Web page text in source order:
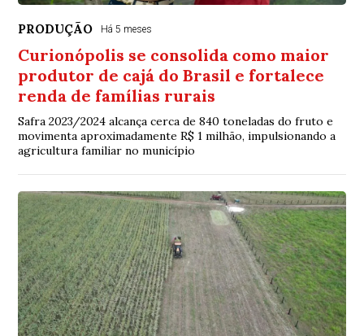
PRODUÇÃO Há 5 meses
Curionópolis se consolida como maior
produtor de cajá do Brasil e fortalece
renda de famílias rurais
Safra 2023/2024 alcança cerca de 840 toneladas do fruto e
movimenta aproximadamente R$ 1 milhão, impulsionando a
agricultura familiar no município